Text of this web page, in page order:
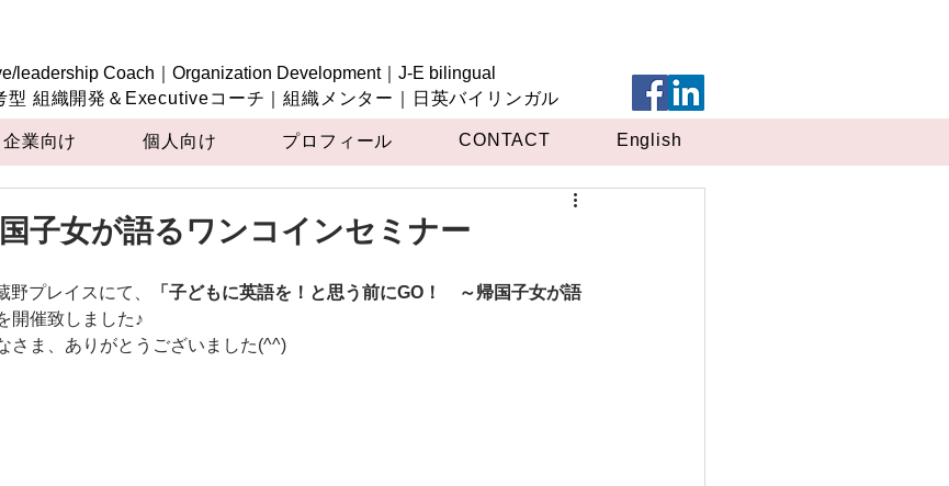
leadership Coach｜Organization Development｜J-E bilingual
型 組織開発＆Executiveコーチ｜組織メンター｜日英バイリンガル
企業向け 個人向け プロフィール CONTACT English
国子女が語るワンコインセミナー
プレイスにて、
「子どもに英語を！と思う前にGO！　～帰国子女が語
開催致しました♪
さま、ありがとうございました(^^)